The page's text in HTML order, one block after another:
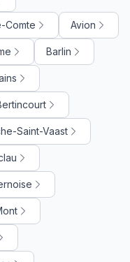
Comte Avion
Barlin
Saint-Vaast